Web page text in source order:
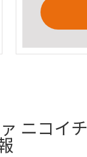
ニコイチ